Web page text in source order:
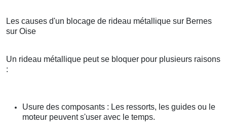
Les causes d'un blocage de rideau métallique sur Bernes
sur Oise
Un rideau métallique peut se bloquer pour plusieurs raisons
:
Usure des composants : Les ressorts, les guides ou le
moteur peuvent s'user avec le temps.